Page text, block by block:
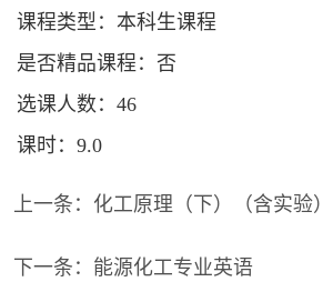
课程类型：本科生课程
是否精品课程：否
选课人数：46
课时：9.0
上一条： 化工原理（下）（含实验）
下一条： 能源化工专业英语